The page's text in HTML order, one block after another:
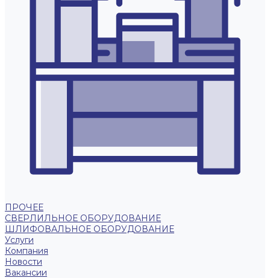
ПРОЧЕЕ
СВЕРЛИЛЬНОЕ ОБОРУДОВАНИЕ
ШЛИФОВАЛЬНОЕ ОБОРУДОВАНИЕ
Услуги
Компания
Новости
Вакансии